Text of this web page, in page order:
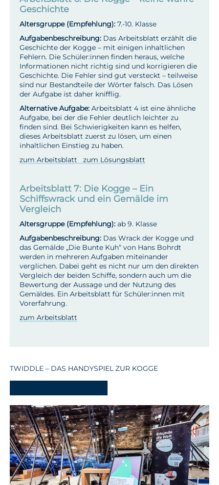
Geschichte
Altersgruppe (Empfehlung): 7.-10. Klasse
Aufgabenbeschreibung: Das Arbeitsblatt erzählt die
Geschichte der Kogge – mit einigen inhaltlichen
Fehlern. Die Schüler:innen finden heraus, welche
Informationen nicht richtig sind und korrigieren die
Geschichte. Die Fehler sind gut versteckt – teilweise
sind nur Bestandteile der Wörter falsch. Das Lösen
der Aufgabe ist daher knifflig.
Alternative Aufgabe: Arbeitsblatt 4 ist eine ähnliche
Aufgabe, bei der die Fehler deutlich leichter zu
finden sind. Bei Schwierigkeiten kann es helfen,
dieses Arbeitsblatt zuerst zu lösen, um einen
inhaltlichen Einstieg zu haben.
zum Arbeitsblatt zum Lösungsblatt
Arbeitsblatt 7: Die Kogge – Ein
Schiffswrack und ein Gemälde im
Vergleich
Altersgruppe (Empfehlung): ab 9. Klasse
Aufgabenbeschreibung: Das Wrack der Kogge und
das Gemälde „Die Bunte Kuh“ von Hans Bohrdt
werden in mehreren Aufgaben miteinander
verglichen. Dabei geht es nicht nur um den direkten
Vergleich der beiden Schiffe, sondern auch um die
Bewertung der Aussage und der Nutzung des
Gemäldes. Ein Arbeitsblatt für Schüler:innen mit
Vorerfahrung.
zum Arbeitsblatt
TWIDDLE – DAS HANDYSPIEL ZUR KOGGE